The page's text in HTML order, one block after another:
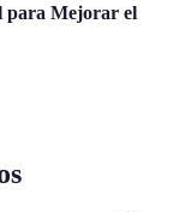
para Mejorar el